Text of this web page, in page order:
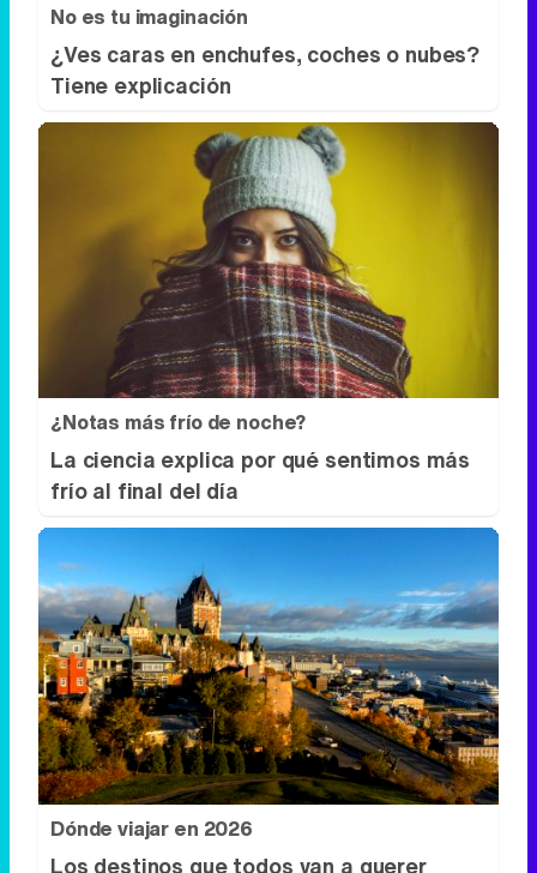
No es tu imaginación
¿Ves caras en enchufes, coches o nubes?
Tiene explicación
¿Notas más frío de noche?
La ciencia explica por qué sentimos más
frío al final del día
Dónde viajar en 2026
Los destinos que todos van a querer